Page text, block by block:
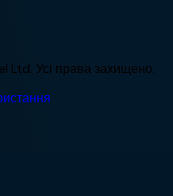
Усі права захищено.